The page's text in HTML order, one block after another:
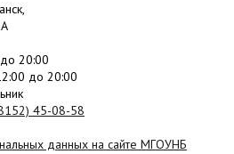
20:00
до 20:00
45-08-58
данных на сайте МГОУНБ